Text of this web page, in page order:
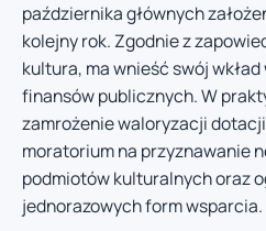
października głównych
kolejny rok. Zgodnie z
kultura, ma wnieść swój
finansów publicznych. W
zamrożenie waloryzacji
moratorium na przyznawanie
podmiotów kulturalnych oraz
jednorazowych form wsparcia.